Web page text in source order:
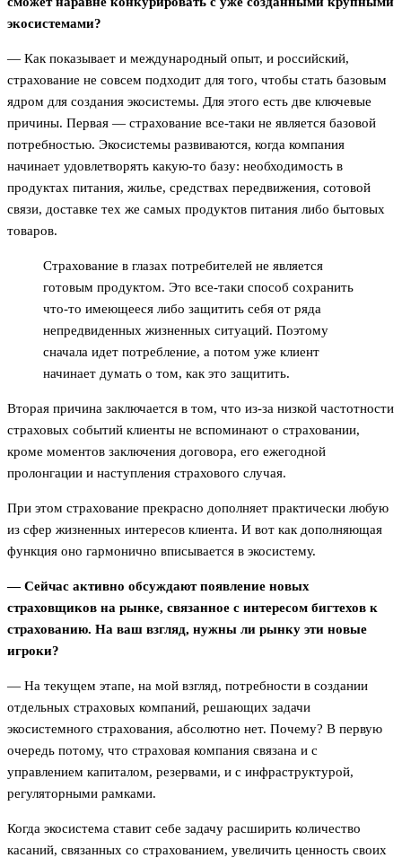
экосистемами?
— Как показывает и международный опыт, и российский,
страхование не совсем подходит для того, чтобы стать базовым
ядром для создания экосистемы. Для этого есть две ключевые
причины. Первая — страхование все-таки не является базовой
потребностью. Экосистемы развиваются, когда компания
начинает удовлетворять какую-то базу: необходимость в
продуктах питания, жилье, средствах передвижения, сотовой
связи, доставке тех же самых продуктов питания либо бытовых
товаров.
Страхование в глазах потребителей не является
готовым продуктом. Это все-таки способ сохранить
что-то имеющееся либо защитить себя от ряда
непредвиденных жизненных ситуаций. Поэтому
сначала идет потребление, а потом уже клиент
начинает думать о том, как это защитить.
Вторая причина заключается в том, что из-за низкой частотности
страховых событий клиенты не вспоминают о страховании,
кроме моментов заключения договора, его ежегодной
пролонгации и наступления страхового случая.
При этом страхование прекрасно дополняет практически любую
из сфер жизненных интересов клиента. И вот как дополняющая
функция оно гармонично вписывается в экосистему.
— Сейчас активно обсуждают появление новых
страховщиков на рынке, связанное с интересом бигтехов к
страхованию. На ваш взгляд, нужны ли рынку эти новые
игроки?
— На текущем этапе, на мой взгляд, потребности в создании
отдельных страховых компаний, решающих задачи
экосистемного страхования, абсолютно нет. Почему? В первую
очередь потому, что страховая компания связана и с
управлением капиталом, резервами, и с инфраструктурой,
регуляторными рамками.
Когда экосистема ставит себе задачу расширить количество
касаний, связанных со страхованием, увеличить ценность своих